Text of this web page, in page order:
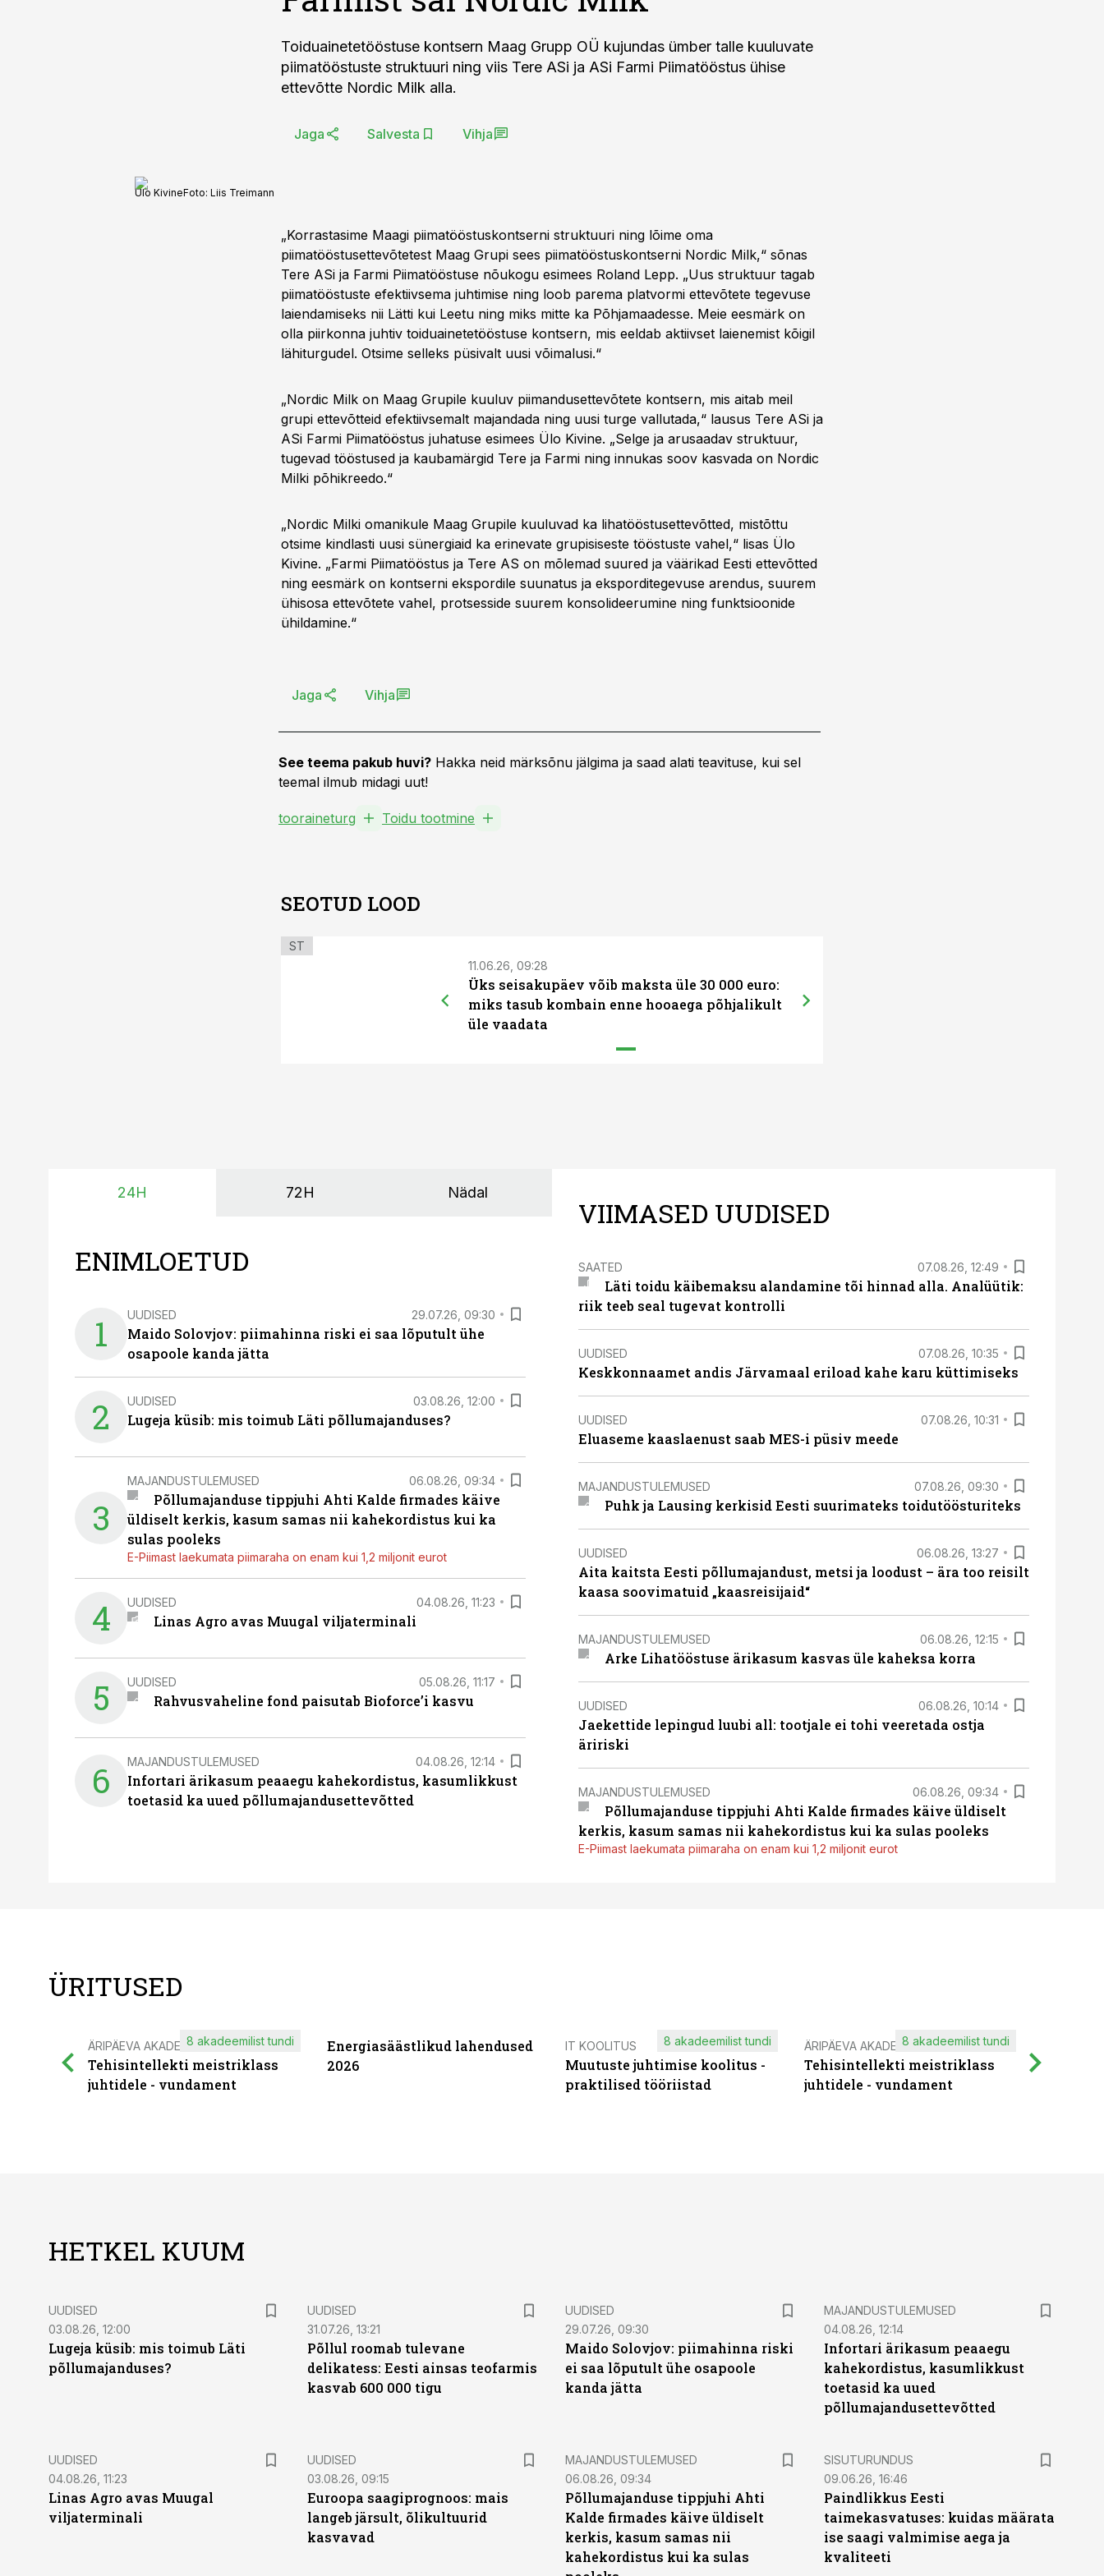
Toiduainetetööstuse kontsern Maag Grupp OÜ kujundas ümber talle kuuluvate
piimatööstuste struktuuri ning viis Tere ASi ja ASi Farmi Piimatööstus ühise
ettevõtte Nordic Milk alla.
Jaga Salvesta Vihja
Ülo KivineFoto: Liis Treimann
„Korrastasime Maagi piimatööstuskontserni struktuuri ning lõime oma
piimatööstusettevõtetest Maag Grupi sees piimatööstuskontserni Nordic Milk,“ sõnas
Tere ASi ja Farmi Piimatööstuse nõukogu esimees Roland Lepp. „Uus struktuur tagab
piimatööstuste efektiivsema juhtimise ning loob parema platvormi ettevõtete tegevuse
laiendamiseks nii Lätti kui Leetu ning miks mitte ka Põhjamaadesse. Meie eesmärk on
olla piirkonna juhtiv toiduainetetööstuse kontsern, mis eeldab aktiivset laienemist kõigil
lähiturgudel. Otsime selleks püsivalt uusi võimalusi.“
„Nordic Milk on Maag Grupile kuuluv piimandusettevõtete kontsern, mis aitab meil
grupi ettevõtteid efektiivsemalt majandada ning uusi turge vallutada,“ lausus Tere ASi ja
ASi Farmi Piimatööstus juhatuse esimees Ülo Kivine. „Selge ja arusaadav struktuur,
tugevad tööstused ja kaubamärgid Tere ja Farmi ning innukas soov kasvada on Nordic
Milki põhikreedo.“
„Nordic Milki omanikule Maag Grupile kuuluvad ka lihatööstusettevõtted, mistõttu
otsime kindlasti uusi sünergiaid ka erinevate grupisiseste tööstuste vahel,“ lisas Ülo
Kivine. „Farmi Piimatööstus ja Tere AS on mõlemad suured ja väärikad Eesti ettevõtted
ning eesmärk on kontserni ekspordile suunatus ja eksporditegevuse arendus, suurem
ühisosa ettevõtete vahel, protsesside suurem konsolideerumine ning funktsioonide
ühildamine.“
Jaga Vihja
See teema pakub huvi? Hakka neid märksõnu jälgima ja saad alati teavituse, kui sel
teemal ilmub midagi uut!
tooraineturg Toidu tootmine
SEOTUD LOOD
ST
11.06.26, 09:28
Üks seisakupäev võib maksta üle 30 000 euro:
miks tasub kombain enne hooaega põhjalikult
üle vaadata
24H 72H Nädal
ENIMLOETUD
1 UUDISED 29.07.26, 09:30
Maido Solovjov: piimahinna riski ei saa lõputult ühe
osapoole kanda jätta
2 UUDISED 03.08.26, 12:00
Lugeja küsib: mis toimub Läti põllumajanduses?
3
MAJANDUSTULEMUSED 06.08.26, 09:34
Põllumajanduse tippjuhi Ahti Kalde firmades käive
üldiselt kerkis, kasum samas nii kahekordistus kui ka
sulas pooleks
E-Piimast laekumata piimaraha on enam kui 1,2 miljonit eurot
4 UUDISED 04.08.26, 11:23
Linas Agro avas Muugal viljaterminali
5 UUDISED 05.08.26, 11:17
Rahvusvaheline fond paisutab Bioforce’i kasvu
6 MAJANDUSTULEMUSED 04.08.26, 12:14
Infortari ärikasum peaaegu kahekordistus, kasumlikkust
toetasid ka uued põllumajandusettevõtted
VIIMASED UUDISED
SAATED 07.08.26, 12:49
Läti toidu käibemaksu alandamine tõi hinnad alla. Analüütik:
riik teeb seal tugevat kontrolli
UUDISED 07.08.26, 10:35
Keskkonnaamet andis Järvamaal eriload kahe karu küttimiseks
UUDISED 07.08.26, 10:31
Eluaseme kaaslaenust saab MES-i püsiv meede
MAJANDUSTULEMUSED 07.08.26, 09:30
Puhk ja Lausing kerkisid Eesti suurimateks toidutöösturiteks
UUDISED 06.08.26, 13:27
Aita kaitsta Eesti põllumajandust, metsi ja loodust – ära too reisilt
kaasa soovimatuid „kaasreisijaid“
MAJANDUSTULEMUSED 06.08.26, 12:15
Arke Lihatööstuse ärikasum kasvas üle kaheksa korra
UUDISED 06.08.26, 10:14
Jaekettide lepingud luubi all: tootjale ei tohi veeretada ostja
äririski
MAJANDUSTULEMUSED 06.08.26, 09:34
Põllumajanduse tippjuhi Ahti Kalde firmades käive üldiselt
kerkis, kasum samas nii kahekordistus kui ka sulas pooleks
E-Piimast laekumata piimaraha on enam kui 1,2 miljonit eurot
ÜRITUSED
ÄRIPÄEVA AKADEEMIA
Tehisintellekti meistriklass
juhtidele - vundament
8 akadeemilist tundi
Energiasäästlikud lahendused
2026
IT KOOLITUS
Muutuste juhtimise koolitus -
praktilised tööriistad
8 akadeemilist tundi ÄRIPÄEVA AKADEEMIA
Tehisintellekti meistriklass
juhtidele - vundament
8 akadeemilist tundi
HETKEL KUUM
UUDISED
03.08.26, 12:00
Lugeja küsib: mis toimub Läti
põllumajanduses?
UUDISED
31.07.26, 13:21
Põllul roomab tulevane
delikatess: Eesti ainsas teofarmis
kasvab 600 000 tigu
UUDISED
29.07.26, 09:30
Maido Solovjov: piimahinna riski
ei saa lõputult ühe osapoole
kanda jätta
MAJANDUSTULEMUSED
04.08.26, 12:14
Infortari ärikasum peaaegu
kahekordistus, kasumlikkust
toetasid ka uued
põllumajandusettevõtted
UUDISED
04.08.26, 11:23
Linas Agro avas Muugal
viljaterminali
UUDISED
03.08.26, 09:15
Euroopa saagiprognoos: mais
langeb järsult, õlikultuurid
kasvavad
MAJANDUSTULEMUSED
06.08.26, 09:34
Põllumajanduse tippjuhi Ahti
Kalde firmades käive üldiselt
kerkis, kasum samas nii
kahekordistus kui ka sulas
ST
SISUTURUNDUS
09.06.26, 16:46
Paindlikkus Eesti
taimekasvatuses: kuidas määrata
ise saagi valmimise aega ja
kvaliteeti